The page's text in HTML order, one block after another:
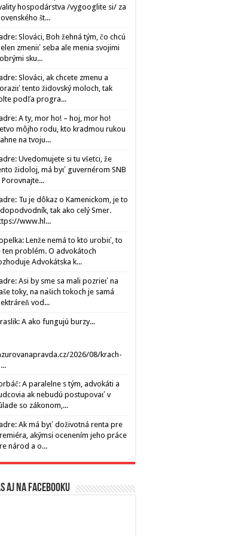
hospodárstva /vygooglite si/ za
št...
Slováci, Boh žehná tým, čo chcú
zmeniť seba ale menia svojimi
sku...
Slováci, ak chcete zmenu a
tento židovský moloch, tak
podľa progra...
A ty, mor ho! – hoj, mor ho!
môjho rodu, kto kradmou rukou
na tvoju...
Uvedomujete si tu všetci, že
židoloj, má byť guvernérom SNB
Porovnajte...
Tu je dôkaz o Kamenickom, je to
tak ako celý Smer.
www.hl...
Lenže nemá to kto urobiť, to
ten problém. O advokátoch
Advokátska k...
Asi by sme sa mali pozrieť na
toky, na našich tokoch je samá
vod...
A ako fungujú burzy...
2026/08/krach-
A paralelne s tým, advokáti a
ak nebudú postupovať v
so zákonom,...
Ak má byť doživotná renta pre
akýmsi ocenením jeho práce
národ a o...
aj na Facebooku